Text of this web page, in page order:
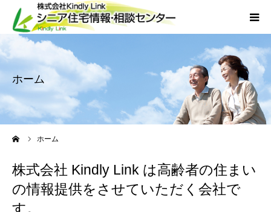
ホーム
ホーム
株式会社 Kindly Link は高齢者の住まい
の情報提供をさせていただく会社で
す。
ホーム
当社について
サービス
会社概要